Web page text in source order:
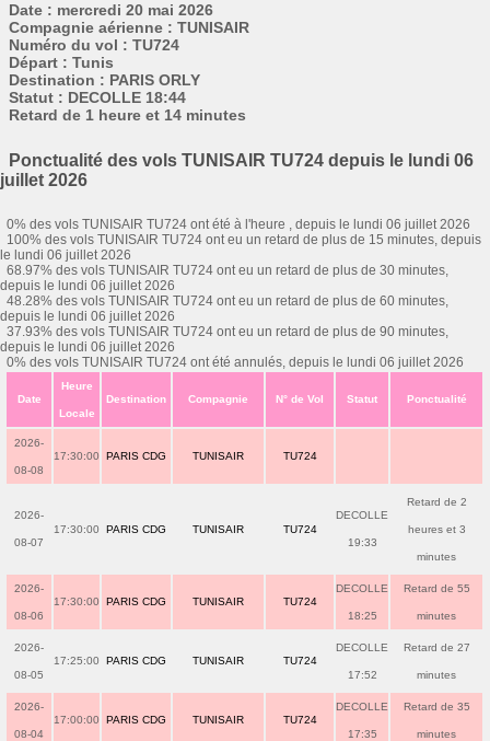
Date : mercredi 20 mai 2026
Compagnie aérienne : TUNISAIR
Numéro du vol : TU724
Départ : Tunis
Destination : PARIS ORLY
Statut : DECOLLE 18:44
Retard de 1 heure et 14 minutes
Ponctualité des vols TUNISAIR TU724 depuis le lundi 06
juillet 2026
0% des vols TUNISAIR TU724 ont été à l'heure , depuis le lundi 06 juillet 2026
100% des vols TUNISAIR TU724 ont eu un retard de plus de 15 minutes, depuis
le lundi 06 juillet 2026
68.97% des vols TUNISAIR TU724 ont eu un retard de plus de 30 minutes,
depuis le lundi 06 juillet 2026
48.28% des vols TUNISAIR TU724 ont eu un retard de plus de 60 minutes,
depuis le lundi 06 juillet 2026
37.93% des vols TUNISAIR TU724 ont eu un retard de plus de 90 minutes,
depuis le lundi 06 juillet 2026
0% des vols TUNISAIR TU724 ont été annulés, depuis le lundi 06 juillet 2026
Date
Heure
Locale
Destination Compagnie N° de Vol Statut Ponctualité
2026-
08-08
17:30:00 PARIS CDG TUNISAIR TU724
2026-
08-07
17:30:00 PARIS CDG TUNISAIR TU724
DECOLLE
19:33
Retard de 2
heures et 3
minutes
2026-
08-06
17:30:00 PARIS CDG TUNISAIR TU724
DECOLLE
18:25
Retard de 55
minutes
2026-
08-05
17:25:00 PARIS CDG TUNISAIR TU724
DECOLLE
17:52
Retard de 27
minutes
2026-
08-04
17:00:00 PARIS CDG TUNISAIR TU724
DECOLLE
17:35
Retard de 35
minutes